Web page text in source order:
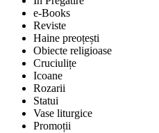
e-Books
Reviste
Haine preoțești
Obiecte religioase
Cruciulițe
Icoane
Rozarii
Statui
Vase liturgice
Promoții